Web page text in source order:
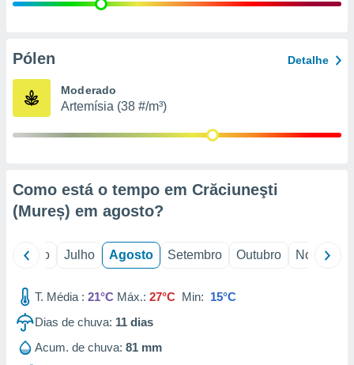
e
de
Pólen Detalhe
Moderado
Artemísia (38 #/m³)
Como está o tempo em Crăciuneşti
(Mureș) em agosto?
Junho Julho Agosto Setembro Outubro Novembro
T. Média : 21°C Máx.: 27°C Min: 15°C
Dias de chuva: 11 dias
Acum. de chuva: 81 mm